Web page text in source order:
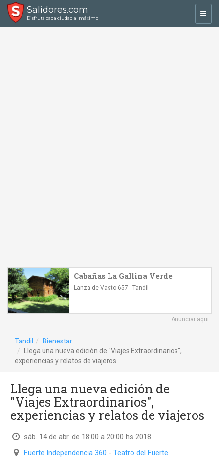
Salidores.com
Disfrutá cada ciudad al máximo
Cabañas La Gallina Verde
Lanza de Vasto 657 - Tandil
Anunciar aquí
Tandil
Bienestar
Llega una nueva edición de "Viajes Extraordinarios",
experiencias y relatos de viajeros
Llega una nueva edición de
"Viajes Extraordinarios",
experiencias y relatos de viajeros
sáb. 14 de abr. de 18:00 a 20:00 hs 2018
Fuerte Independencia 360 - Teatro del Fuerte